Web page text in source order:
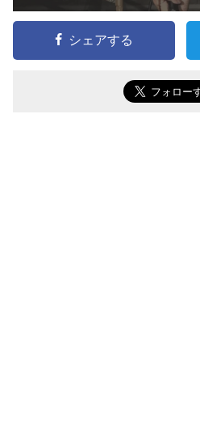
シェアする